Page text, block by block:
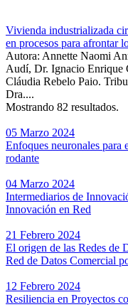
Vivienda industrializada
en procesos para afrontar
Autora: Annette Naomi
Audí, Dr. Ignacio Enrique
Cláudia Rebelo Paio.
Dra....
Mostrando 82 resultados.
05 Marzo 2024
Enfoques neuronales para
rodante
04 Marzo 2024
Intermediarios de
Innovación en Red
21 Febrero 2024
El origen de las Redes de
Red de Datos Comercial
12 Febrero 2024
Resiliencia en Proyectos